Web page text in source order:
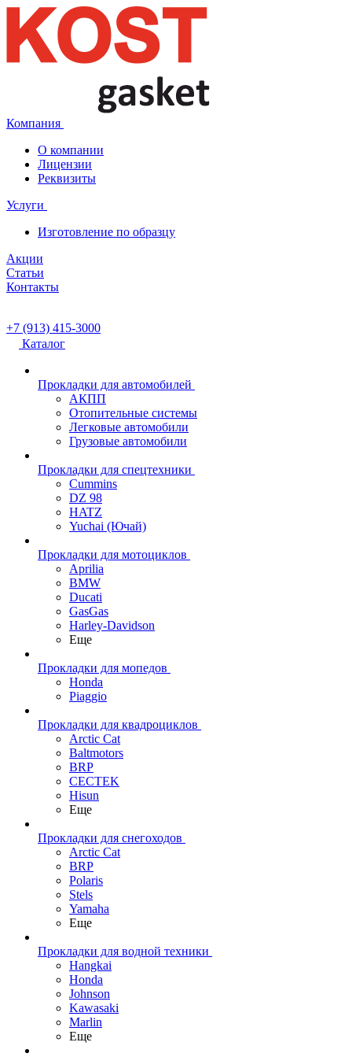
Компания
О компании
Лицензии
Реквизиты
Услуги
Изготовление по образцу
Акции
Статьи
Контакты
+7 (913) 415-3000
Каталог
Прокладки для автомобилей
АКПП
Отопительные системы
Легковые автомобили
Грузовые автомобили
Прокладки для спецтехники
Cummins
DZ 98
HATZ
Yuchai (Ючай)
Прокладки для мотоциклов
Aprilia
BMW
Ducati
GasGas
Harley-Davidson
Еще
Прокладки для мопедов
Honda
Piaggio
Прокладки для квадроциклов
Arctic Cat
Baltmotors
BRP
CECTEK
Hisun
Еще
Прокладки для снегоходов
Arctic Cat
BRP
Polaris
Stels
Yamaha
Еще
Прокладки для водной техники
Hangkai
Honda
Johnson
Kawasaki
Marlin
Еще